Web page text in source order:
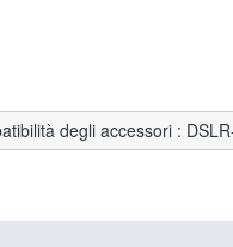
degli accessori :